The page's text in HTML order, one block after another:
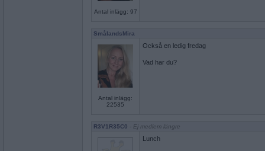
Antal inlägg: 97
SmålandsMira
Antal inlägg:
22535
Också en ledig fredag
Vad har du?
R3V1R35C0 - Ej medlem längre
Lunch